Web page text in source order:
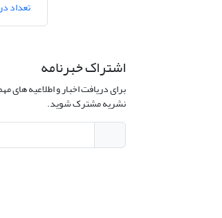
تعداد
اشتراک خبرنامه
برای دریافت اخبار و اطلاعیه های
نشریه مشترک شوید.